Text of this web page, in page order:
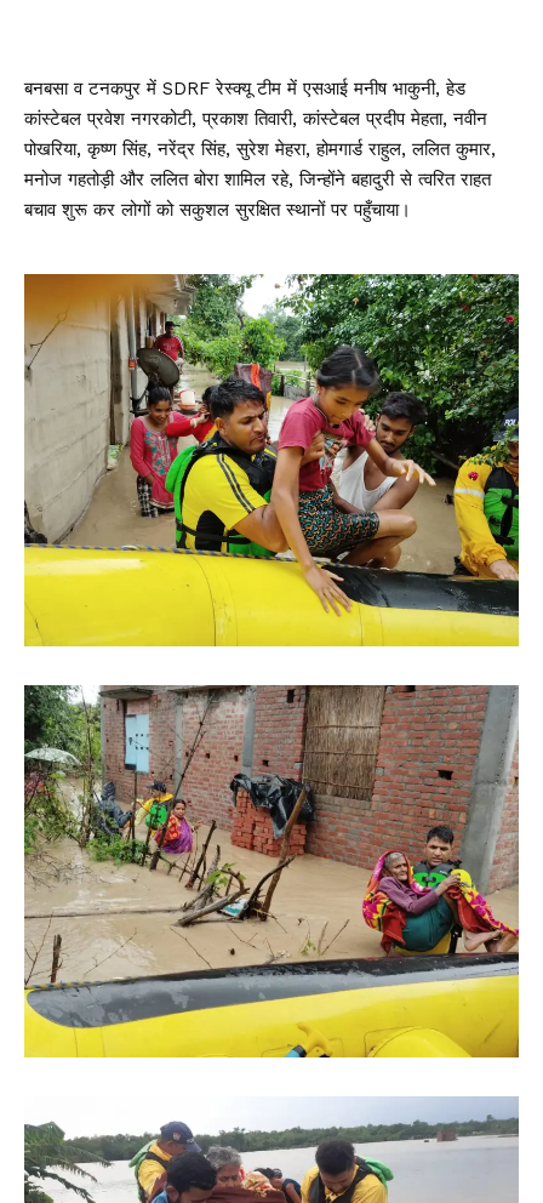
बनबसा व टनकपुर में SDRF रेस्क्यू टीम में एसआई मनीष भाकुनी, हेड
कांस्टेबल प्रवेश नगरकोटी, प्रकाश तिवारी, कांस्टेबल प्रदीप मेहता, नवीन
पोखरिया, कृष्ण सिंह, नरेंद्र सिंह, सुरेश मेहरा, होमगार्ड राहुल, ललित कुमार,
मनोज गहतोड़ी और ललित बोरा शामिल रहे, जिन्होंने बहादुरी से त्वरित राहत
बचाव शुरू कर लोगों को सकुशल सुरक्षित स्थानों पर पहुँचाया।